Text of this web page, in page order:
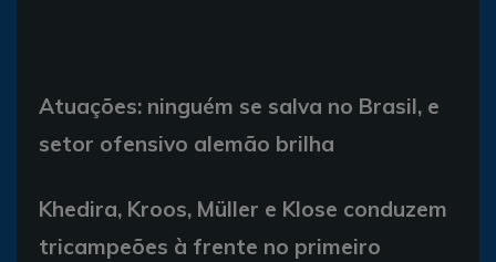
Atuações: ninguém se salva no Brasil, e
setor ofensivo alemão brilha
Khedira, Kroos, Müller e Klose conduzem
tricampeões à frente no primeiro